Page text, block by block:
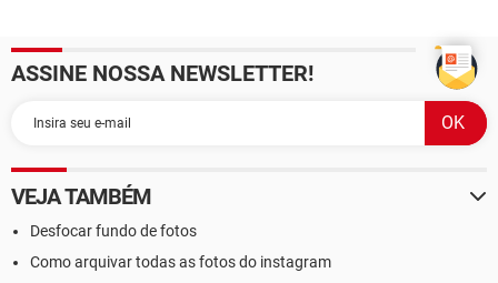
ASSINE NOSSA NEWSLETTER!
VEJA TAMBÉM
Desfocar fundo de fotos
Como arquivar todas as fotos do instagram